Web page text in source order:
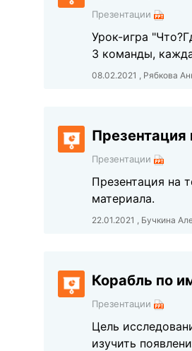
Презентации
Урок-игра
3 команды,
08.02.2021 , Рябкова
Презентации
Презентация на
материала.
22.01.2021 , Бучкина
Корабль по
Презентации
Цель
изучить